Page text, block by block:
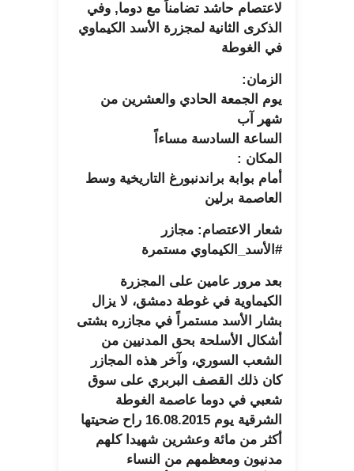
لاعتصام حاشد تضامناً مع دوما, وفي
الذكرى الثانية لمجزرة الأسد الكيماوي
في الغوطة
الزمان:
يوم الجمعة الحادي والعشرين من
شهر آب
الساعة السادسة مساءاً
المكان :
أمام بوابة براندنبورغ التاريخية وسط
العاصمة برلين
شعار الاعتصام: مجازر
#الأسد_الكيماوي مستمرة
بعد مرور عامين على المجزرة
الكيماوية في غوطة دمشق، لا يزال
بشار الأسد مستمراً في مجازره بشتى
أشكال الأسلحة بحق المدنيين من
الشعب السوري، وآخر هذه المجازر
كان ذلك القصف البربري على سوق
شعبي في دوما عاصمة الغوطة
الشرقية يوم 16.08.2015 راح ضحيتها
أكثر من مائة وعشرين شهيدا كلهم
مدنيون ومعظمهم من النساء